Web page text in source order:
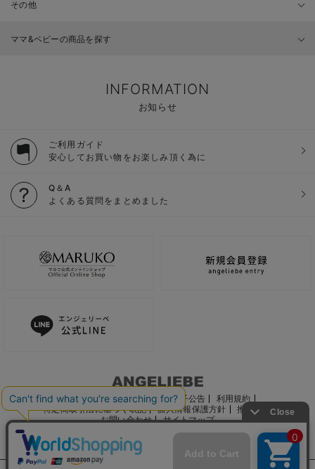
その他
ママ&ベビーの商品を探す
INFORMATION
お知らせ
ご利用ガイド
安心してお買い物をお楽しみ頂く為に
Q＆A
よくある質問をまとめました
ご利用ガイド 会社概要 電子公告
利用規約
特定商取引法に基づく表記
個人情報保護方針
推奨環境
お問い合わせ
サイトマップ